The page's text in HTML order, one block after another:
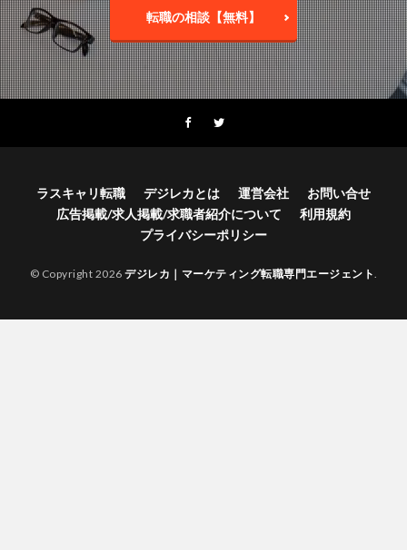
転職の相談【無料】
ラスキャリ転職 デジレカとは 運営会社
お問い合せ
広告掲載/求人掲載/求職者紹介について
利用規約
プライバシーポリシー
© Copyright 2026 デジレカ｜マーケティング転職専門エージェント